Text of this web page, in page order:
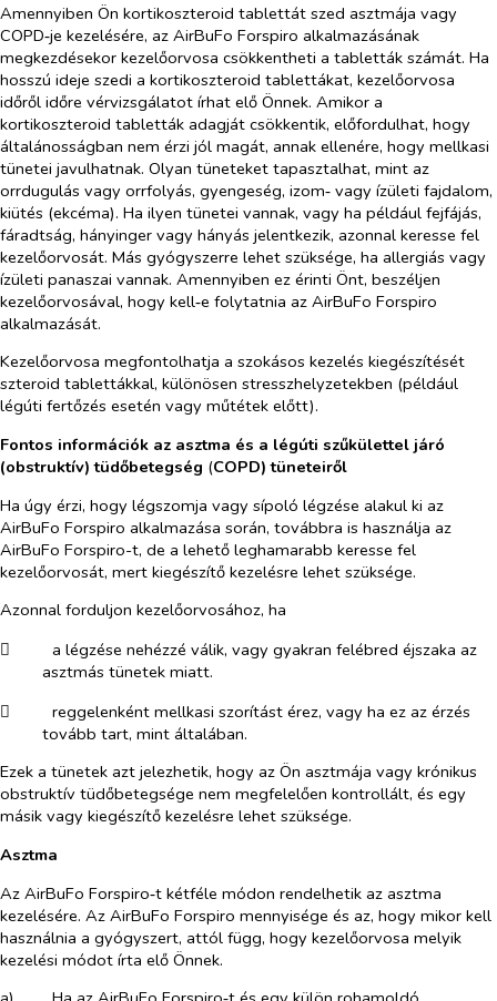
Amennyiben Ön kortikoszteroid tablettát szed asztmája vagy
COPD‑je kezelésére, az AirBuFo Forspiro alkalmazásának
megkezdésekor kezelőorvosa csökkentheti a tabletták számát. Ha
hosszú ideje szedi a kortikoszteroid tablettákat, kezelőorvosa
időről időre vérvizsgálatot írhat elő Önnek. Amikor a
kortikoszteroid tabletták adagját csökkentik, előfordulhat, hogy
általánosságban nem érzi jól magát, annak ellenére, hogy mellkasi
tünetei javulhatnak. Olyan tüneteket tapasztalhat, mint az
orrdugulás vagy orrfolyás, gyengeség, izom‑ vagy ízületi fajdalom,
kiütés (ekcéma). Ha ilyen tünetei vannak, vagy ha például fejfájás,
fáradtság, hányinger vagy hányás jelentkezik, azonnal keresse fel
kezelőorvosát. Más gyógyszerre lehet szüksége, ha allergiás vagy
ízületi panaszai vannak. Amennyiben ez érinti Önt, beszéljen
kezelőorvosával, hogy kell‑e folytatnia az AirBuFo Forspiro
alkalmazását.
Kezelőorvosa megfontolhatja a szokásos kezelés kiegészítését
szteroid tablettákkal, különösen stresszhelyzetekben (például
légúti fertőzés esetén vagy műtétek előtt).
Fontos információk az asztma és a légúti szűkülettel járó
(obstruktív) tüdőbetegség (COPD) tüneteiről
Ha úgy érzi, hogy légszomja vagy sípoló légzése alakul ki az
AirBuFo Forspiro alkalmazása során, továbbra is használja az
AirBuFo Forspiro-t, de a lehető leghamarabb keresse fel
kezelőorvosát, mert kiegészítő kezelésre lehet szüksége.
Azonnal forduljon kezelőorvosához, ha
​
a légzése nehézzé válik, vagy gyakran felébred éjszaka az
asztmás tünetek miatt.
​
reggelenként mellkasi szorítást érez, vagy ha ez az érzés
tovább tart, mint általában.
Ezek a tünetek azt jelezhetik, hogy az Ön asztmája vagy krónikus
obstruktív tüdőbetegsége nem megfelelően kontrollált, és egy
másik vagy kiegészítő kezelésre lehet szüksége.
Asztma
Az AirBuFo Forspiro‑t kétféle módon rendelhetik az asztma
kezelésére. Az AirBuFo Forspiro mennyisége és az, hogy mikor kell
használnia a gyógyszert, attól függ, hogy kezelőorvosa melyik
kezelési módot írta elő Önnek.